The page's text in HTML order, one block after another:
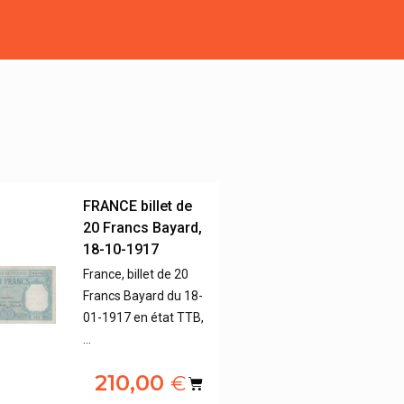
FRANCE billet de
20 Francs Bayard,
18-10-1917
France, billet de 20
Francs Bayard du 18-
01-1917 en état TTB,
210,00 €